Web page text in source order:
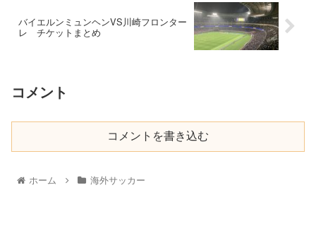
バイエルンミュンヘンVS川崎フロンター
レ チケットまとめ
コメント
コメントを書き込む
ホーム 海外サッカー